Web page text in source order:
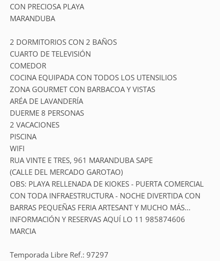
CON PRECIOSA PLAYA
MARANDUBA
2 DORMITORIOS CON 2 BAÑOS
CUARTO DE TELEVISIÓN
COMEDOR
COCINA EQUIPADA CON TODOS LOS UTENSILIOS
ZONA GOURMET CON BARBACOA Y VISTAS
ARÉA DE LAVANDERÍA
DUERME 8 PERSONAS
2 VACACIONES
PISCINA
WIFI
RUA VINTE E TRES, 961 MARANDUBA SAPE
(CALLE DEL MERCADO GAROTAO)
OBS: PLAYA RELLENADA DE KIOKES - PUERTA COMERCIAL
CON TODA INFRAESTRUCTURA - NOCHE DIVERTIDA CON
BARRAS PEQUEÑAS FERIA ARTESANT Y MUCHO MÁS...
INFORMACIÓN Y RESERVAS AQUÍ LO 11 985874606
MARCIA
Temporada Libre Ref.: 97297